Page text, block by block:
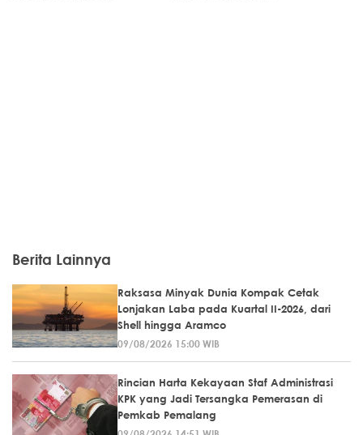
Berita Lainnya
Raksasa Minyak Dunia Kompak Cetak
Lonjakan Laba pada Kuartal II-2026, dari
Shell hingga Aramco
09/08/2026 15:00 WIB
Rincian Harta Kekayaan Staf Administrasi
KPK yang Jadi Tersangka Pemerasan di
Pemkab Pemalang